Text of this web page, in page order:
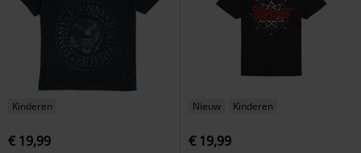
Kinderen
€ 19,99
Nieuw Kinderen
€ 19,99